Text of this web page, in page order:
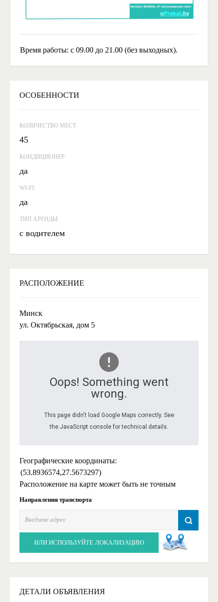
Время работы: с 09.00 до 21.00 (без выходных).
ОСОБЕННОСТИ
КОЛИЧЕСТВО МЕСТ:
45
КОНДИЦИОНЕР:
да
WI-FI:
да
ТИП АРЕНДЫ:
с водителем
РАСПОЛОЖЕНИЕ
Минск
ул. Октябрьская, дом 5
Oops! Something went
wrong.
This page didn't load Google Maps correctly. See
the JavaScript console for technical details.
Географические координаты:
(53.8936574,27.5673297)
Расположение на карте может быть не точным
Направления транспорта
ИЛИ ИСПОЛЬЗУЙТЕ ЛОКАЛИЗАЦИЮ
ДЕТАЛИ ОБЪЯВЛЕНИЯ